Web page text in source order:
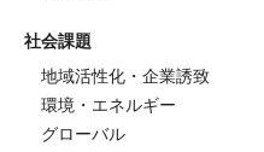
社会課題
地域活性化・企業誘致
環境・エネルギー
グローバル